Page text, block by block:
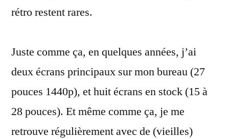
rétro restent rares.
Juste comme ça, en quelques années, j’ai
deux écrans principaux sur mon bureau (27
pouces 1440p), et huit écrans en stock (15 à
28 pouces). Et même comme ça, je me
retrouve régulièrement avec de (vieilles)